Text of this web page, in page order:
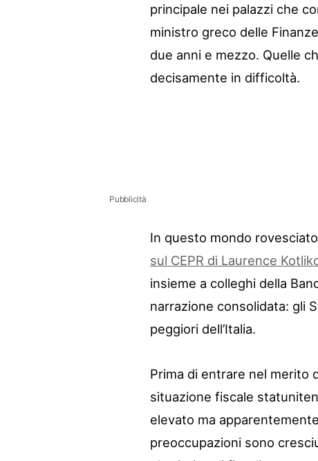
principale nei palazzi che
ministro greco delle
due anni e mezzo. Quelle
decisamente in difficoltà.
Pubblicità
In questo mondo
sul CEPR di Laurence
insieme a colleghi della
narrazione consolidata: gli
peggiori dell’Italia.
Prima di entrare nel merito
situazione fiscale
elevato ma
preoccupazioni sono